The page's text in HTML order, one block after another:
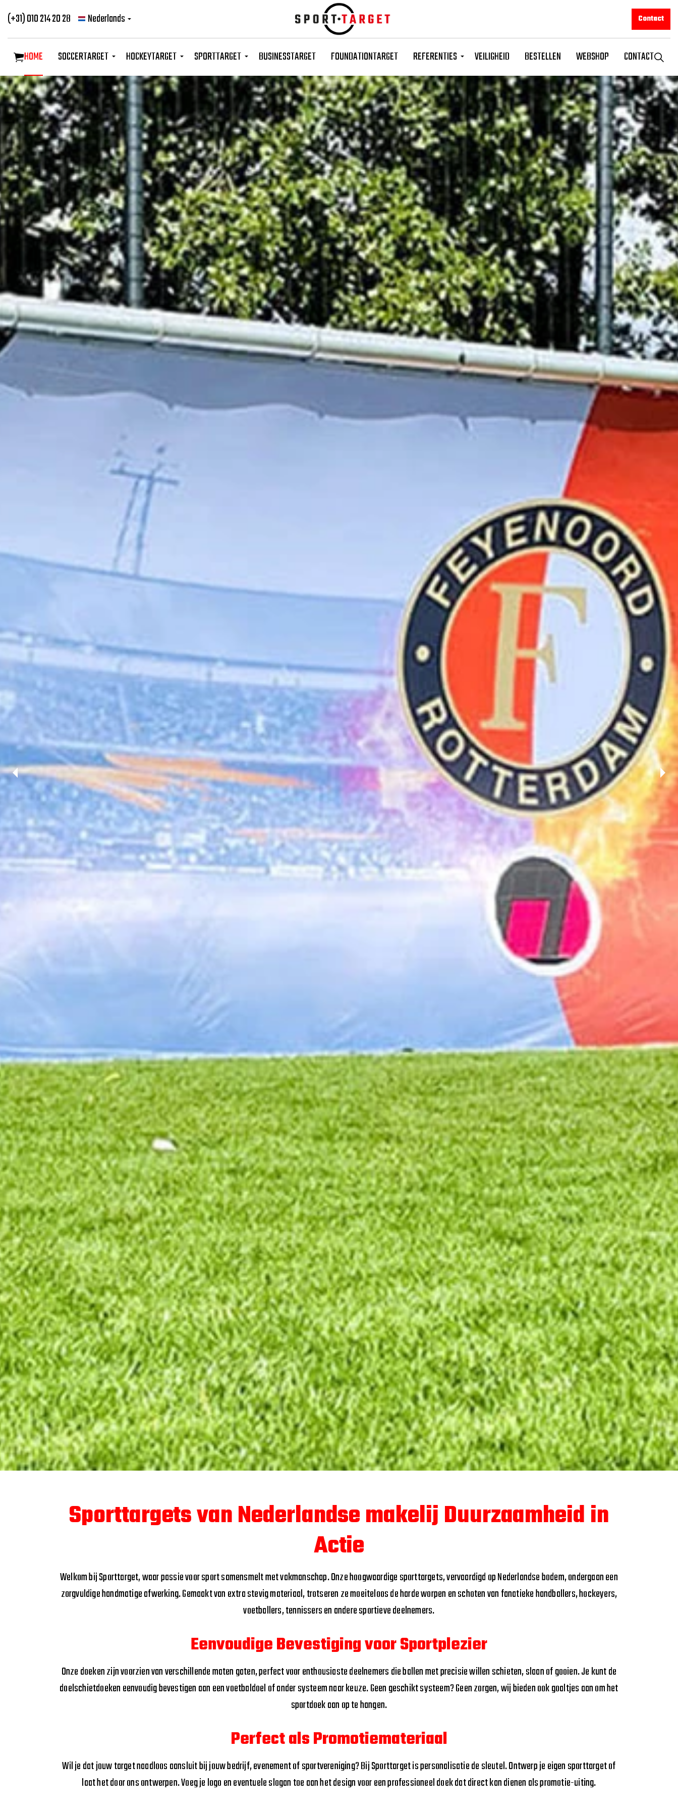
Skip to main content
HOME SOCCERTARGET HOCKEYTARGET SPORTTARGET BUSINESSTARGET FOUNDATIONTARGET REFERENTIES VEILIGHEID BESTELLEN WEBSHOP CONTACT
(+31) 010 214 20 28 Nederlands Contact
Sporttargets van Nederlandse makelij Duurzaamheid in
Actie
Welkom bij Sporttarget, waar passie voor sport samensmelt met vakmanschap. Onze hoogwaardige sporttargets, vervaardigd op Nederlandse bodem, ondergaan een
zorgvuldige handmatige afwerking. Gemaakt van extra stevig materiaal, trotseren ze moeiteloos de harde worpen en schoten van fanatieke handballers, hockeyers,
voetballers, tennissers en andere sportieve deelnemers.
Eenvoudige Bevestiging voor Sportplezier
Onze doeken zijn voorzien van verschillende maten gaten, perfect voor enthousiaste deelnemers die ballen met precisie willen schieten, slaan of gooien. Je kunt de
doelschietdoeken eenvoudig bevestigen aan een voetbaldoel of ander systeem naar keuze. Geen geschikt systeem? Geen zorgen, wij bieden ook goaltjes aan om het
sportdoek aan op te hangen.
Perfect als Promotiemateriaal
Wil je dat jouw target naadloos aansluit bij jouw bedrijf, evenement of sportvereniging? Bij Sporttarget is personalisatie de sleutel. Ontwerp je eigen sporttarget of
laat het door ons ontwerpen. Voeg je logo en eventuele slogan toe aan het design voor een professioneel doek dat direct kan dienen als promotie-uiting.